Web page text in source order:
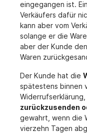
eingegangen ist.
Verkäufers dafür
kann aber vom
solange er die
aber der Kunde
Waren
Der Kunde hat die
spätestens binnen
Widerrufserklärung,
zurückzusenden
gewahrt, wenn die
vierzehn Tagen